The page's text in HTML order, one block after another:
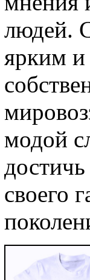
людей.
ярким и
модой
своего